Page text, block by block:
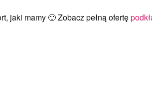
jaki mamy 🙂 Zobacz pełną ofertę